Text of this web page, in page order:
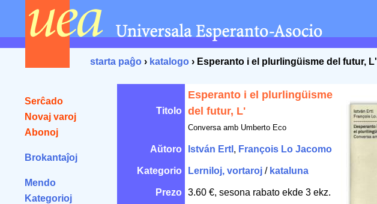
starta paĝo › katalogo › Esperanto i el plurlingüisme del futur, L'
Serĉado
Novaj varoj
Abonoj
Brokantaĵoj
Mendo
Kategorioj
Titolo
Esperanto i el plurlingüisme
del futur, L'
Conversa amb Umberto Eco
Aŭtoro István Ertl , François Lo Jacomo
Kategorio Lerniloj, vortaroj / kataluna
Prezo 3.60 €, sesona rabato ekde 3 ekz.